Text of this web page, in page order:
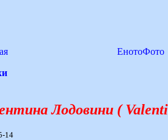
ЕнотоФото
Лодовини (
14